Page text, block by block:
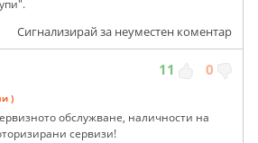
Сигнализирай за неуместен коментар
11 0
)
обслужване, наличности на
сервизи!